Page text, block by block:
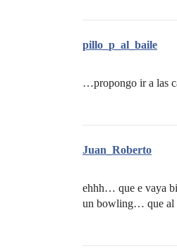
pillo_p_al_baile
…propongo ir a las
Juan_Roberto
ehhh… que e vaya
un bowling… que al